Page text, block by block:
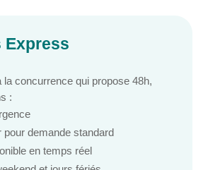
Express
la concurrence qui propose 48h,
:
pour demande standard
en temps réel